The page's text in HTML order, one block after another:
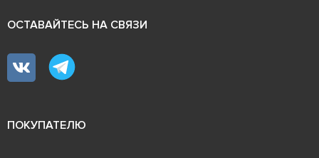
ОСТАВАЙТЕСЬ НА СВЯЗИ
ПОКУПАТЕЛЮ